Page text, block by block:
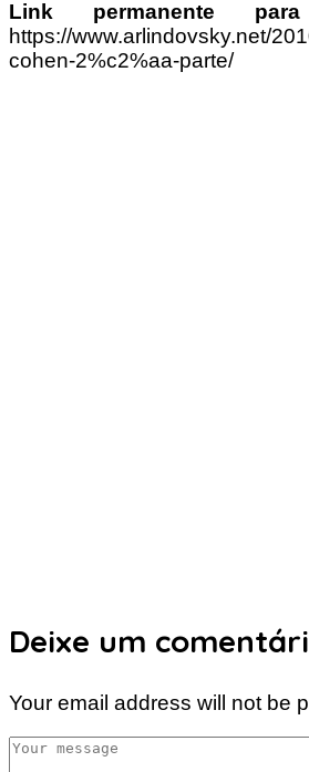
Link permanente
https://www.arlindovsky.net/
cohen-2%c2%aa-parte/
Deixe um
Your email address will not be